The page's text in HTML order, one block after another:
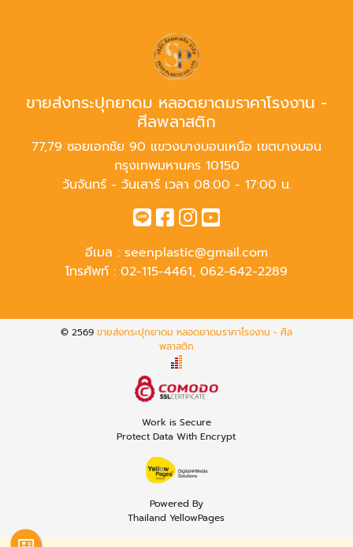
ขายส่งกระปุกยาดม หลอดยาดมราคาโรงงาน -
ศีลพลาสติก
77,79 ซอยเอกชัย 90 แขวงบางบอนเหนือ เขตบางบอน
กรุงเทพมหานคร 10150
วันจันทร์ - วันเสาร์ เวลา 08:00 - 17:00 น.
อีเมล : seenplastic@gmail.com
โทรศัพท์ : 02-115-4461, 062-642-2289
© 2569 ขายส่งกระปุกยาดม หลอดยาดมราคาโรงงาน - ศีล
พลาสติก
Work is Secure
Protect Data With Encrypt
Powered By
Thailand YellowPages